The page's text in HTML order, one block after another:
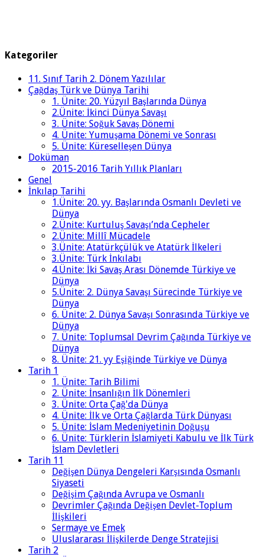
Kategoriler
11. Sınıf Tarih 2. Dönem Yazılılar
Çağdaş Türk ve Dünya Tarihi
1. Ünite: 20. Yüzyıl Başlarında Dünya
2.Ünite: İkinci Dünya Savaşı
3. Ünite: Soğuk Savaş Dönemi
4. Ünite: Yumuşama Dönemi ve Sonrası
5. Ünite: Küreselleşen Dünya
Doküman
2015-2016 Tarih Yıllık Planları
Genel
İnkılap Tarihi
1.Ünite: 20. yy. Başlarında Osmanlı Devleti ve
Dünya
2.Ünite: Kurtuluş Savaşı’nda Cepheler
2.Ünite: Millî Mücadele
3.Ünite: Atatürkçülük ve Atatürk İlkeleri
3.Ünite: Türk İnkılabı
4.Ünite: İki Savaş Arası Dönemde Türkiye ve
Dünya
5.Ünite: 2. Dünya Savaşı Sürecinde Türkiye ve
Dünya
6. Ünite: 2. Dünya Savaşı Sonrasında Türkiye ve
Dünya
7. Ünite: Toplumsal Devrim Çağında Türkiye ve
Dünya
8. Ünite: 21. yy Eşiğinde Türkiye ve Dünya
Tarih 1
1. Ünite: Tarih Bilimi
2. Ünite: İnsanlığın İlk Dönemleri
3. Ünite: Orta Çağ'da Dünya
4. Ünite: İlk ve Orta Çağlarda Türk Dünyası
5. Ünite: İslam Medeniyetinin Doğuşu
6. Ünite: Türklerin İslamiyeti Kabulu ve İlk Türk
İslam Devletleri
Tarih 11
Değişen Dünya Dengeleri Karşısında Osmanlı
Siyaseti
Değişim Çağında Avrupa ve Osmanlı
Devrimler Çağında Değişen Devlet-Toplum
İlişkileri
Sermaye ve Emek
Uluslararası İlişkilerde Denge Stratejisi
Tarih 2